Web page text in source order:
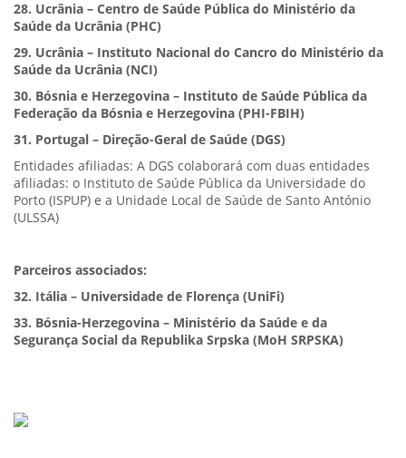
28. Ucrânia – Centro de Saúde Pública do Ministério da
Saúde da Ucrânia (PHC)
29. Ucrânia – Instituto Nacional do Cancro do Ministério da
Saúde da Ucrânia (NCI)
30. Bósnia e Herzegovina – Instituto de Saúde Pública da
Federação da Bósnia e Herzegovina (PHI-FBIH)
31. Portugal – Direção-Geral de Saúde (DGS)
Entidades afiliadas: A DGS colaborará com duas entidades
afiliadas: o Instituto de Saúde Pública da Universidade do
Porto (ISPUP) e a Unidade Local de Saúde de Santo António
(ULSSA)
Parceiros associados:
32. Itália – Universidade de Florença (UniFi)
33. Bósnia-Herzegovina – Ministério da Saúde e da
Segurança Social da Republika Srpska (MoH SRPSKA)